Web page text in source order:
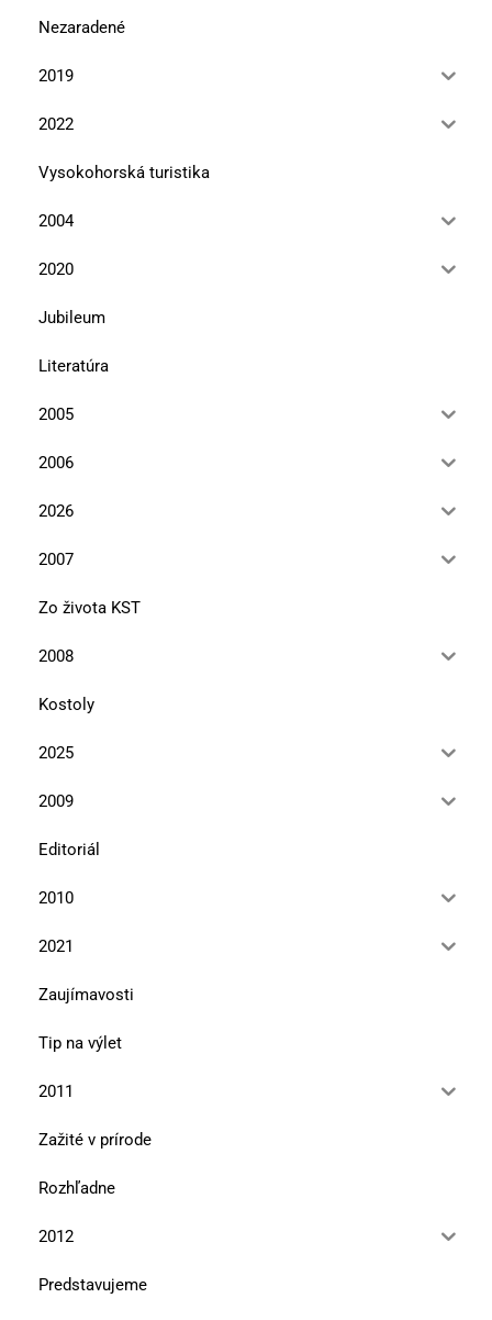
Nezaradené
2019
2022
Vysokohorská turistika
2004
2020
Jubileum
Literatúra
2005
2006
2026
2007
Zo života KST
2008
Kostoly
2025
2009
Editoriál
2010
2021
Zaujímavosti
Tip na výlet
2011
Zažité v prírode
Rozhľadne
2012
Predstavujeme